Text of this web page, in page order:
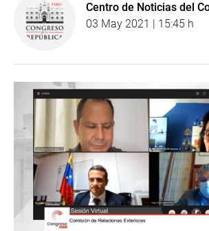
Centro de Noticias del
03 May 2021 | 15:45 h